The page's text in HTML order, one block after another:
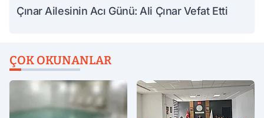
Çınar Ailesinin Acı Günü: Ali Çınar Vefat Etti
ÇOK OKUNANLAR